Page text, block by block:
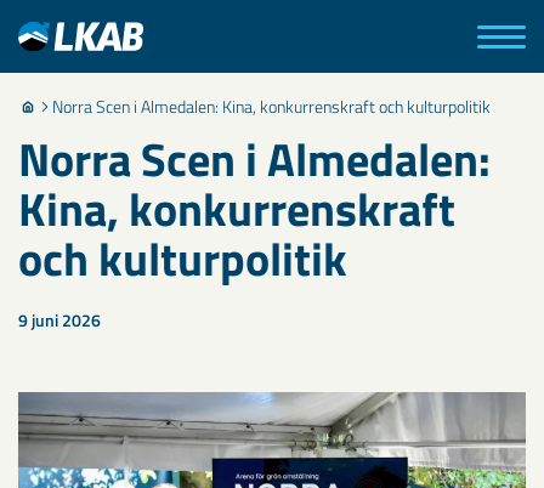
Norra Scen i Almedalen: Kina, konkurrenskraft och kulturpolitik
Norra Scen i Almedalen:
Kina, konkurrenskraft
och kulturpolitik
9 juni 2026